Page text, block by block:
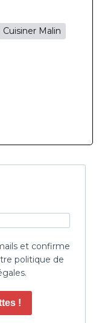
Cuisiner Malin
et confirme
politique de
!